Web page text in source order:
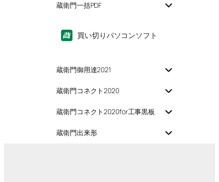
蔵衛門一括PDF
買い切りパソコンソフト
蔵衛門御用達2021
蔵衛門コネクト2020
蔵衛門コネクト2020for工事黒板
蔵衛門出来形